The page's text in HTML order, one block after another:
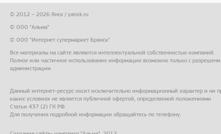
© 2012 – 2026 Янск / yansk.ru
© ООО "Альма"
© ООО "Интернет супермаркет Брянск"
Все материалы на сайте являются интеллектуальной собственностью компаний.
Полное или частичное использование информации возможно только с
администрации.
Данный интернет-ресурс носит исключительно информационный характер и ни
каких условиях не является публичной офертой, определяемой положениями
Статьи 437 (2) ГК РФ.
Для получения подробной информации обращайтесь по телефону.